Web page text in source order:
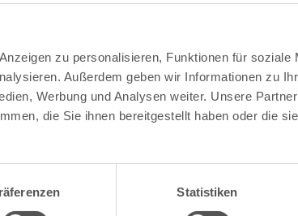
zu personalisieren, Funktionen für soziale
Außerdem geben wir Informationen zu
Werbung und Analysen weiter. Unsere
die Sie ihnen bereitgestellt haben oder die
Statistiken